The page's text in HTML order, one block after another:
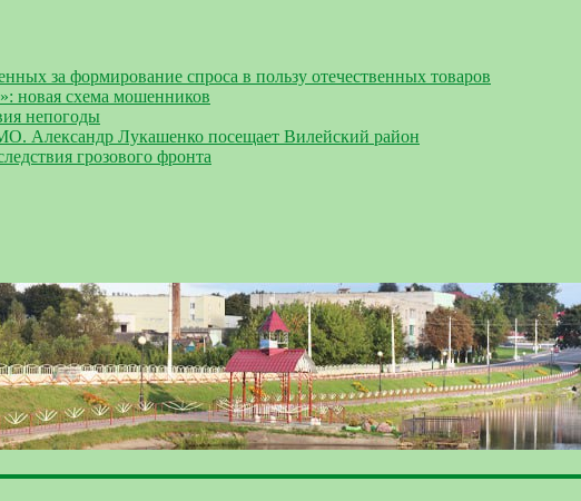
за формирование спроса в пользу отечественных товаров
новая схема мошенников
непогоды
Александр Лукашенко посещает Вилейский район
грозового фронта